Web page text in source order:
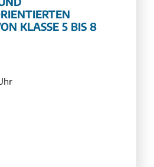
KLASSE 5 BIS 8